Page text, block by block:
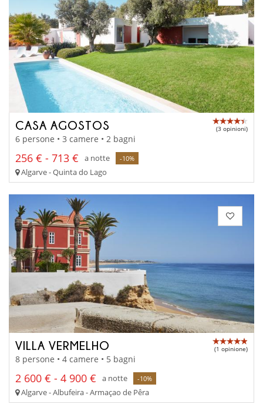
CASA AGOSTOS (3 opinioni)
6 persone • 3 camere • 2 bagni
256 € - 713 € a notte -10%
Algarve - Quinta do Lago
VILLA VERMELHO (1 opinione)
8 persone • 4 camere • 5 bagni
2 600 € - 4 900 € a notte -10%
Algarve - Albufeira - Armaçao de Pêra